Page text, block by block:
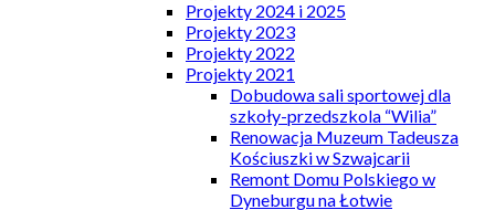
Projekty 2024 i 2025
Projekty 2023
Projekty 2022
Projekty 2021
Dobudowa sali sportowej dla
szkoły-przedszkola “Wilia”
Renowacja Muzeum Tadeusza
Kościuszki w Szwajcarii
Remont Domu Polskiego w
Dyneburgu na Łotwie